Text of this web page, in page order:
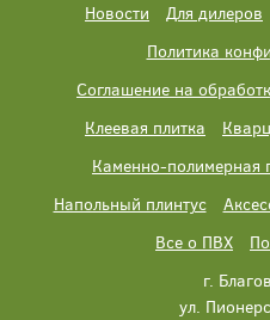
Новости Для дилеров
Политика
Соглашение на
Клеевая плитка
Каменно-полимерная
Напольный плинтус
Все о ПВХ
г.
ул.